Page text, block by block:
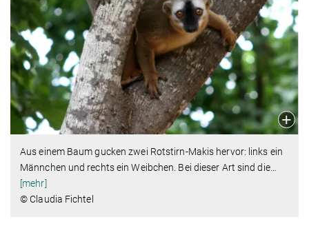
Aus einem Baum gucken zwei Rotstirn-Makis hervor: links ein
Männchen und rechts ein Weibchen. Bei dieser Art sind die…
[mehr]
© Claudia Fichtel